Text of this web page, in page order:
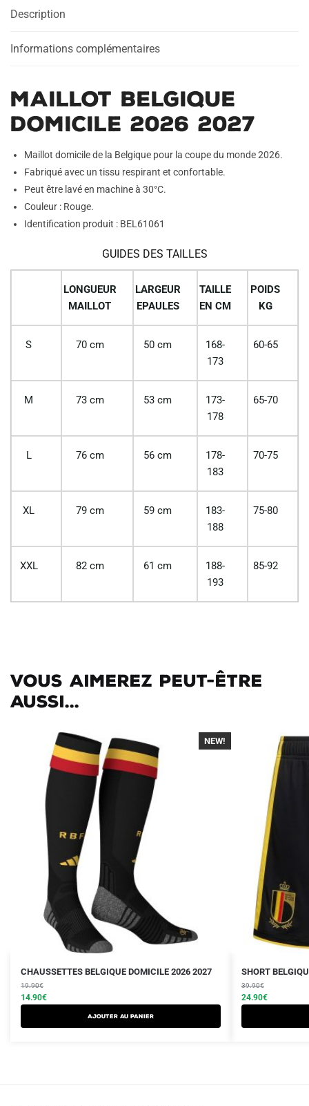
Description
Informations complémentaires
Maillot Belgique
Domicile 2026 2027
Maillot domicile de la Belgique pour la coupe du monde 2026.
Fabriqué avec un tissu respirant et confortable.
Peut être lavé en machine à 30°C.
Couleur : Rouge.
Identification produit : BEL61061
GUIDES DES TAILLES
LONGUEUR
MAILLOT
LARGEUR
EPAULES
TAILLE
EN CM
POIDS
KG
S 70 cm 50 cm
168-
173
60-65
M 73 cm 53 cm
173-
178
65-70
L 76 cm 56 cm
178-
183
70-75
XL 79 cm 59 cm
183-
188
75-80
XXL 82 cm 61 cm
188-
193
85-92
Vous aimerez peut-être
aussi...
-30%
NEW!
CHAUSSETTES BELGIQUE DOMICILE 2026 2027
19.90€
Le
prix
initial
était :
14.90€
Le
prix
actuel
est :
Ajouter au panier
SHORT
39.90€
Le
prix
initial
était :
24.90€
Le
prix
actuel
est :
Ce
produit
a